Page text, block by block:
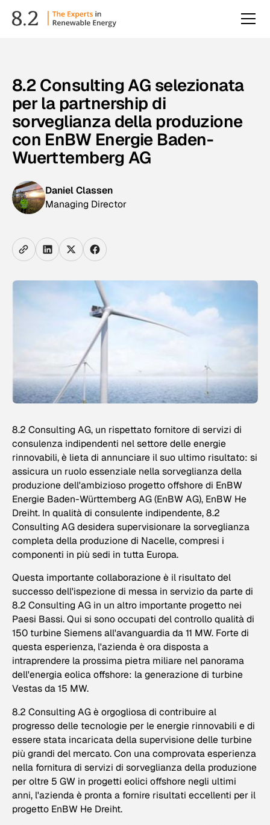
8.2 Consulting AG selezionata
per la partnership di
sorveglianza della produzione
con EnBW Energie Baden-
Wuerttemberg AG
Daniel Classen
Managing Director
8.2 Consulting AG, un rispettato fornitore di servizi di
consulenza indipendenti nel settore delle energie
rinnovabili, è lieta di annunciare il suo ultimo risultato: si
assicura un ruolo essenziale nella sorveglianza della
produzione dell'ambizioso progetto offshore di EnBW
Energie Baden-Württemberg AG (EnBW AG), EnBW He
Dreiht. In qualità di consulente indipendente, 8.2
Consulting AG desidera supervisionare la sorveglianza
completa della produzione di Nacelle, compresi i
componenti in più sedi in tutta Europa.
Questa importante collaborazione è il risultato del
successo dell'ispezione di messa in servizio da parte di
8.2 Consulting AG in un altro importante progetto nei
Paesi Bassi. Qui si sono occupati del controllo qualità di
150 turbine Siemens all'avanguardia da 11 MW. Forte di
questa esperienza, l'azienda è ora disposta a
intraprendere la prossima pietra miliare nel panorama
dell'energia eolica offshore: la generazione di turbine
Vestas da 15 MW.
8.2 Consulting AG è orgogliosa di contribuire al
progresso delle tecnologie per le energie rinnovabili e di
essere stata incaricata della supervisione delle turbine
più grandi del mercato. Con una comprovata esperienza
nella fornitura di servizi di sorveglianza della produzione
per oltre 5 GW in progetti eolici offshore negli ultimi
anni, l'azienda è pronta a fornire risultati eccellenti per il
progetto EnBW He Dreiht.